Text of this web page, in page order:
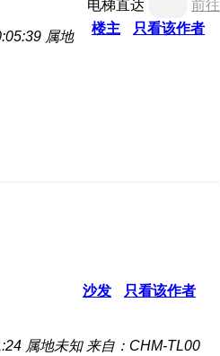
电梯直达
前往
楼主
只看该作者
属地
沙发 只看该作者
属地未知 来自：CHM-TL00